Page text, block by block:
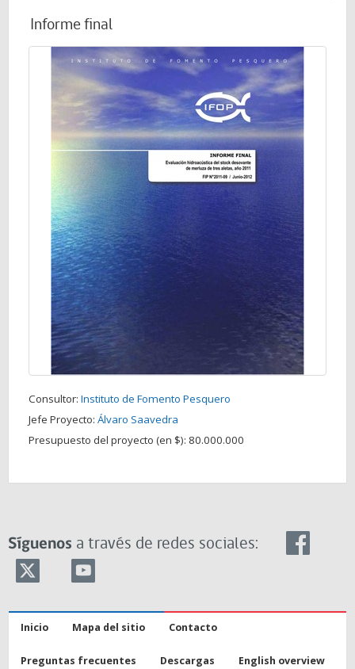
Informe final
Consultor: Instituto de Fomento Pesquero
Jefe Proyecto: Álvaro Saavedra
Presupuesto del proyecto (en $): 80.000.000
Síguenos a través de redes sociales:
Inicio Mapa del sitio Contacto
Preguntas frecuentes Descargas English overview